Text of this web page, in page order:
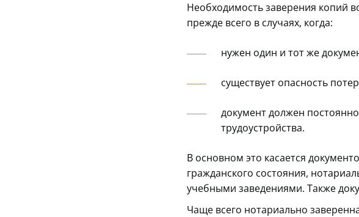
Необходимость заверения копий
прежде всего в случаях, когда:
нужен один и тот же
существует опасность
документ должен
трудоустройства.
В основном это касается
гражданского состояния,
учебными заведениями. Также
Чаще всего нотариально